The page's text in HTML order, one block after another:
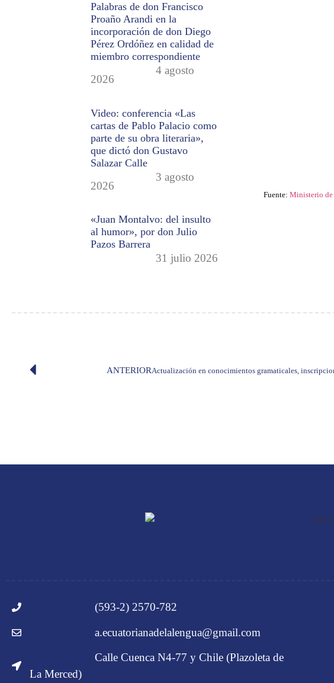
Palabras de don Francisco
Proaño Arandi en la
incorporación de don Diego
Pérez Ordóñez en calidad de
miembro correspondiente
4 agosto
2026
Video: conferencia «Las
cartas de Pablo Palacio como
parte de su obra literaria»,
que dictó don Gustavo
Salazar Calle
3 agosto
2026
«Juan Montalvo: del insulto
al humor», por don Julio
Pazos Barrera
31 julio 2026
Fuente: Ministerio de
ANTERIORActualización en conocimientos gramaticales,
(593-2) 2570-782
a.ecuatorianadelalengua@gmail.com
Calle Cuenca N4-77 y Chile (Plazoleta de
La Merced)